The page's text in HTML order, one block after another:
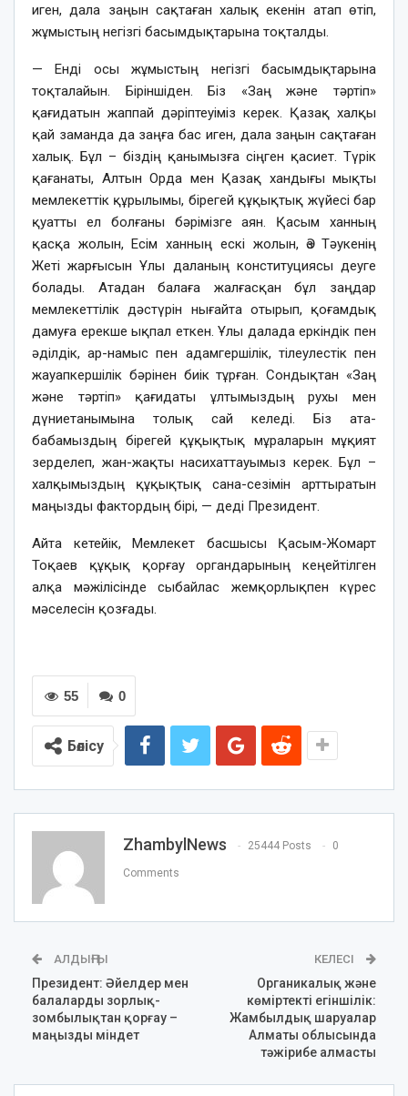
иген, дала заңын сақтаған халық екенін атап өтіп,
жұмыстың негізгі басымдықтарына тоқталды.
— Енді осы жұмыстың негізгі басымдықтарына
тоқталайын. Біріншіден. Біз «Заң және тәртіп»
қағидатын жаппай дәріптеуіміз керек. Қазақ халқы
қай заманда да заңға бас иген, дала заңын сақтаған
халық. Бұл – біздің қанымызға сіңген қасиет. Түрік
қағанаты, Алтын Орда мен Қазақ хандығы мықты
мемлекеттік құрылымы, бірегей құқықтық жүйесі бар
қуатты ел болғаны бәрімізге аян. Қасым ханның
қасқа жолын, Есім ханның ескі жолын, Әз Тәукенің
Жеті жарғысын Ұлы даланың конституциясы деуге
болады. Атадан балаға жалғасқан бұл заңдар
мемлекеттілік дәстүрін нығайта отырып, қоғамдық
дамуға ерекше ықпал еткен. Ұлы далада еркіндік пен
әділдік, ар-намыс пен адамгершілік, тілеулестік пен
жауапкершілік бәрінен биік тұрған. Сондықтан «Заң
және тәртіп» қағидаты ұлтымыздың рухы мен
дүниетанымына толық сай келеді. Біз ата-
бабамыздың бірегей құқықтық мұраларын мұқият
зерделеп, жан-жақты насихаттауымыз керек. Бұл –
халқымыздың құқықтық сана-сезімін арттыратын
маңызды фактордың бірі, — деді Президент.
Айта кетейік, Мемлекет басшысы Қасым-Жомарт
Тоқаев құқық қорғау органдарының кеңейтілген
алқа мәжілісінде сыбайлас жемқорлықпен күрес
мәселесін қозғады.
0
55
Бөлісу
ZhambylNews 25444 Posts 0
Comments
АЛДЫҢҒЫ
Президент: Әйелдер мен
балаларды зорлық-
зомбылықтан қорғау –
маңызды міндет
КЕЛЕСІ
Органикалық және
көміртекті егіншілік:
Жамбылдық шаруалар
Алматы облысында
тәжірибе алмасты